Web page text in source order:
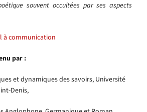
souvent occultées par ses aspects
à communication
par :
et dynamiques des savoirs, Université
Denis,